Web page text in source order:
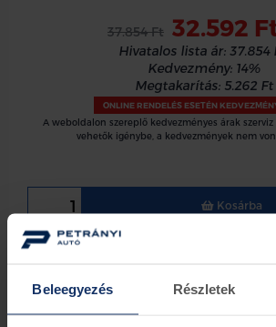
Beleegyezés Részletek
37.854 Ft 32.592
Hivatalos lista ár: 37.854
Kedvezmény: 14%
Megtakarítás: 5.262 Ft
ONLINE RENDELÉS ESETÉN
A weboldalon szereplő kedvezményes árak
vehetők igénybe, a kedvezmények nem
Kosárba
Ford Transit 2014 -2019